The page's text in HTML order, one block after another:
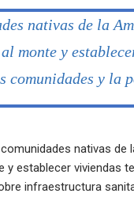
nativas de la
monte y
comunidades y
nativas
y establecer viviendas
infraestructura